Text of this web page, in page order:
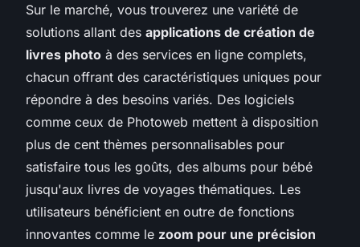
Sur le marché, vous trouverez une variété de
solutions allant des applications de création de
livres photo à des services en ligne complets,
chacun offrant des caractéristiques uniques pour
répondre à des besoins variés. Des logiciels
comme ceux de Photoweb mettent à disposition
plus de cent thèmes personnalisables pour
satisfaire tous les goûts, des albums pour bébé
jusqu'aux livres de voyages thématiques. Les
utilisateurs bénéficient en outre de fonctions
innovantes comme le zoom pour une précision